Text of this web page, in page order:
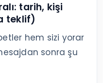
tarih, kişi
teklif)
hem sizi yorar
sonra şu